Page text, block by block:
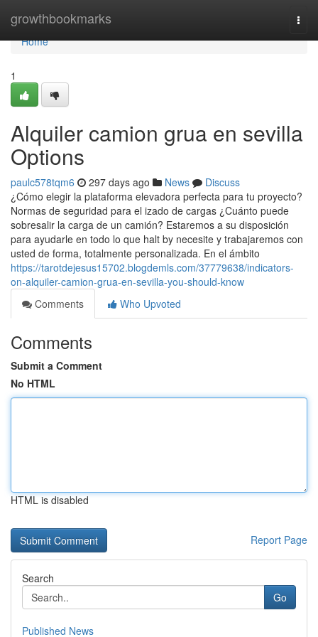
growthbookmarks
Home
Home
1
Alquiler camion grua en sevilla
Options
paulc578tqm6 297 days ago News
Discuss
¿Cómo elegir la plataforma elevadora perfecta para tu proyecto?
Normas de seguridad para el izado de cargas ¿Cuánto puede
sobresalir la carga de un camión? Estaremos a su disposición
para ayudarle en todo lo que halt by necesite y trabajaremos con
usted de forma, totalmente personalizada. En el ámbito
https://tarotdejesus15702.blogdemls.com/37779638/indicators-
on-alquiler-camion-grua-en-sevilla-you-should-know
Comments
Who Upvoted
Comments
Submit a Comment
No HTML
HTML is disabled
Report Page
Search
Go
Published News